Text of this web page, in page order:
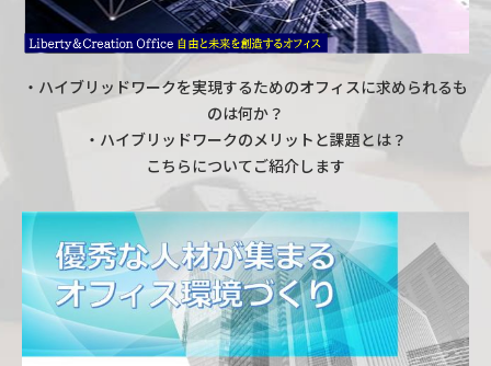
・ハイブリッドワークを実現するためのオフィスに求められるも
のは何か？
・ハイブリッドワークのメリットと課題とは？
こちらについてご紹介します